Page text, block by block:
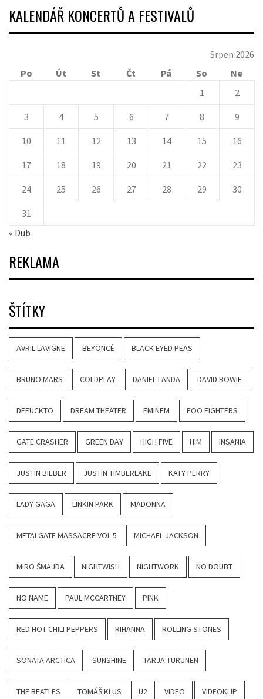
KALENDÁŘ KONCERTŮ A FESTIVALŮ
Srpen 2026
Po
Út St Čt Pá So
Ne
1
2
3 4 5 6 7 8 9
10 11 12 13 14 15 16
17 18 19 20 21 22 23
24 25 26 27 28 29 30
31
« Dub
REKLAMA
ŠTÍTKY
AVRIL LAVIGNE BEYONCÉ BLACK EYED PEAS
BRUNO MARS COLDPLAY DANIEL LANDA DAVID BOWIE
DEFUCKTO DREAM THEATER EMINEM FOO FIGHTERS
GATE CRASHER GREEN DAY HIGH FIVE HIM INSANIA
JUSTIN BIEBER JUSTIN TIMBERLAKE KATY PERRY
LADY GAGA LINKIN PARK MADONNA
METALGATE MASSACRE VOL.5 MICHAEL JACKSON
MIRO ŠMAJDA NIGHTWISH NIGHTWORK NO DOUBT
NO NAME PAUL MCCARTNEY PINK
RED HOT CHILI PEPPERS RIHANNA ROLLING STONES
SONATA ARCTICA SUNSHINE TARJA TURUNEN
THE BEATLES TOMÁŠ KLUS U2 VIDEO VIDEOKLIP